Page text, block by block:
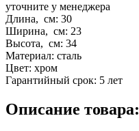
уточните у менеджера
Длина, см: 30
Ширина, см: 23
Высота, см: 34
Материал: сталь
Цвет: хром
Гарантийный срок: 5 лет
Описание товара: